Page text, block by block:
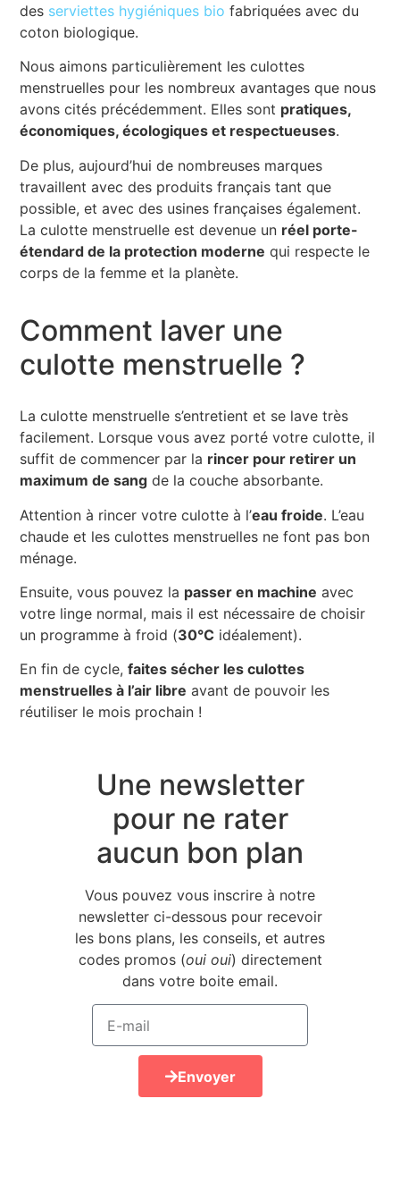
des serviettes hygiéniques bio fabriquées avec du
coton biologique.
Nous aimons particulièrement les culottes
menstruelles pour les nombreux avantages que nous
avons cités précédemment. Elles sont pratiques,
économiques, écologiques et respectueuses.
De plus, aujourd’hui de nombreuses marques
travaillent avec des produits français tant que
possible, et avec des usines françaises également.
La culotte menstruelle est devenue un réel porte-
étendard de la protection moderne qui respecte le
corps de la femme et la planète.
Comment laver une
culotte menstruelle ?
La culotte menstruelle s’entretient et se lave très
facilement. Lorsque vous avez porté votre culotte, il
suffit de commencer par la rincer pour retirer un
maximum de sang de la couche absorbante.
Attention à rincer votre culotte à l’eau froide. L’eau
chaude et les culottes menstruelles ne font pas bon
ménage.
Ensuite, vous pouvez la passer en machine avec
votre linge normal, mais il est nécessaire de choisir
un programme à froid (30°C idéalement).
En fin de cycle,faites sécher les culottes
menstruelles à l’air libre avant de pouvoir les
réutiliser le mois prochain !
Une newsletter
pour ne rater
aucun bon plan
Vous pouvez vous inscrire à notre
newsletter ci-dessous pour recevoir
les bons plans, les conseils, et autres
codes promos (oui oui) directement
dans votre boite email.
Envoyer